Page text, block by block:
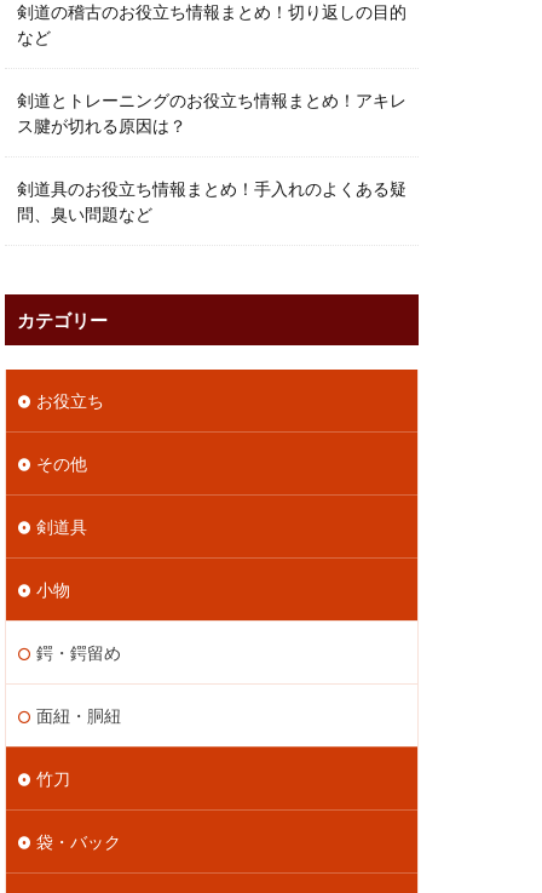
剣道の稽古のお役立ち情報まとめ！切り返しの目的
など
剣道とトレーニングのお役立ち情報まとめ！アキレ
ス腱が切れる原因は？
剣道具のお役立ち情報まとめ！手入れのよくある疑
問、臭い問題など
カテゴリー
お役立ち
その他
剣道具
小物
鍔・鍔留め
面紐・胴紐
竹刀
袋・バック